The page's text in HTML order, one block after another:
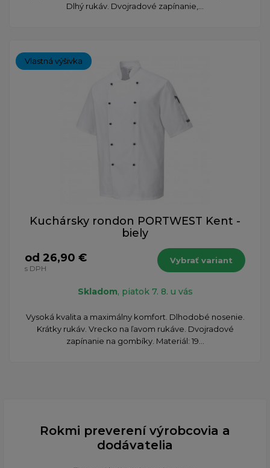
Dlhý rukáv. Dvojradové zapínanie,...
Vlastná výšivka
Kuchársky rondon PORTWEST Kent -
biely
od 26,90 €
s DPH
Vybrať variant
Skladom, piatok 7. 8. u vás
Vysoká kvalita a maximálny komfort. Dlhodobé nosenie.
Krátky rukáv. Vrecko na ľavom rukáve. Dvojradové
zapínanie na gombíky. Materiál: 19...
Rokmi preverení výrobcovia a
dodávatelia